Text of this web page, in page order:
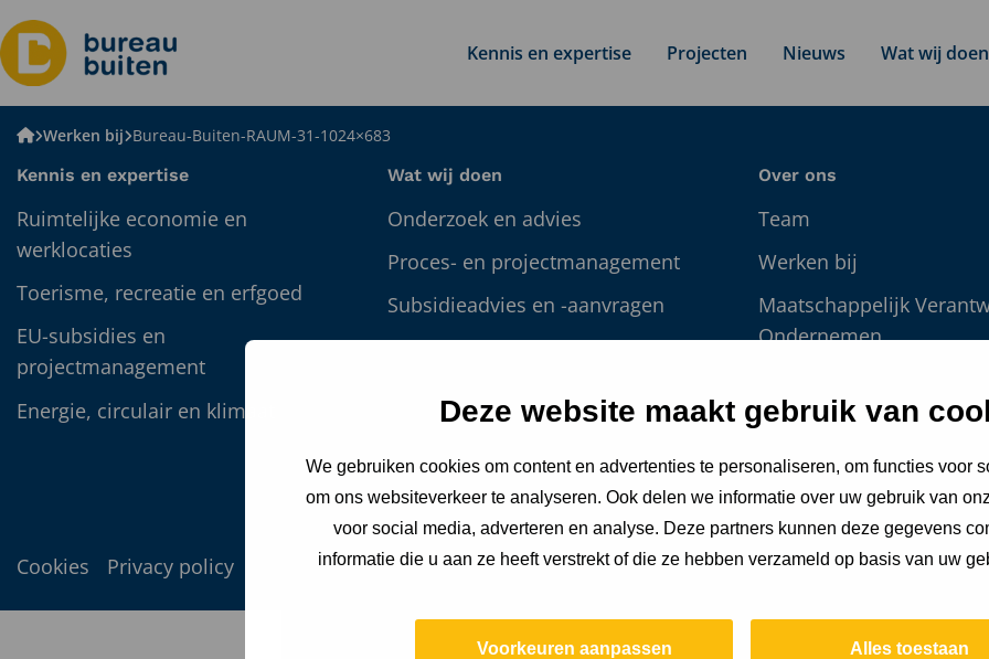
Deze website maakt gebruik van
We gebruiken cookies om content en advertenties te personaliseren, om functies voor
om ons websiteverkeer te analyseren. Ook delen we informatie over uw gebruik van
voor social media, adverteren en analyse. Deze partners kunnen deze gegevens
informatie die u aan ze heeft verstrekt of die ze hebben verzameld op basis van uw
Voorkeuren aanpassen Alles toestaan
Kennis en expertise Projecten Nieuws Wat wij doen
Bureau
Werken bij Bureau-Buiten-RAUM-31-1024×683
Kennis en expertise
Ruimtelijke economie en
werklocaties
Toerisme, recreatie en erfgoed
EU-subsidies en
projectmanagement
Energie, circulair en klimaat
Wat wij doen
Onderzoek en advies
Proces- en projectmanagement
Subsidieadvies en -aanvragen
Participatie en
Detachering
Data en GIS
Over ons
Team
Werken bij
Maatschappelijk
Ondernemen
Cookies Privacy policy